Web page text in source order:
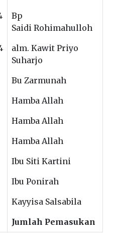
Bp
Saidi Rohimahulloh
alm. Kawit Priyo
Suharjo
Bu Zarmunah
Hamba Allah
Hamba Allah
Hamba Allah
Ibu Siti Kartini
Ibu Ponirah
Kayyisa Salsabila
Jumlah Pemasukan